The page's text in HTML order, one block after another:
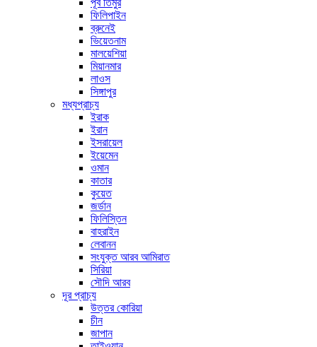
পূর্ব তিমুর
ফিলিপাইন
ব্রুনেই
ভিয়েতনাম
মালয়েশিয়া
মিয়ানমার
লাওস
সিঙ্গাপুর
মধ্যপ্রাচ্য
ইরাক
ইরান
ইসরায়েল
ইয়েমেন
ওমান
কাতার
কুয়েত
জর্ডান
ফিলিস্তিন
বাহরাইন
লেবানন
সংযুক্ত আরব আমিরাত
সিরিয়া
সৌদি আরব
দূর প্রাচ্য
উত্তর কোরিয়া
চীন
জাপান